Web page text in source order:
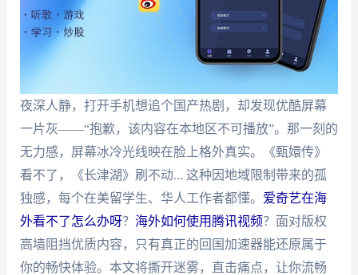
夜深人静，打开手机想追个国产热剧，却发现优酷屏幕
一片灰——“抱歉，该内容在本地区不可播放”。那一刻的
无力感，屏幕冰冷光线映在脸上格外真实。《甄嬛传》
看不了，《长津湖》刷不动... 这种因地域限制带来的孤
独感，每个在美留学生、华人工作者都懂。 爱奇艺在海
外看不了怎么办呀？ 海外如何使用腾讯视频？面对版权
高墙阻挡优质内容，只有真正的回国加速器能还原属于
你的畅快体验。本文将撕开迷雾，直击痛点，让你流畅